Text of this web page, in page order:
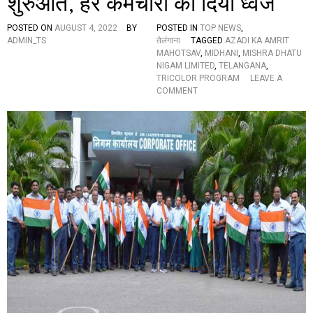
स्व
तं
त्र
भा
र
त
ज्रो
त्स
व
म
’
का
जो
श
,
ह
र
ज
ग
ह
POSTED ON AUGUST 4, 2022
BY
ADMIN_TS
POSTED IN TOP NEWS,
तेलंगाना
TAGGED AZADI KA AMRIT
MAHOTSAV, MIDHANI , MISHRA DHATU
NIGAM LIMITED, TELANGANA,
TRICOLOR PROGRAM
LEAVE A
COMMENTO
मि
धा
नि
में
ह
र
घ
र
ति
रं
गा
का
र्य
क्र